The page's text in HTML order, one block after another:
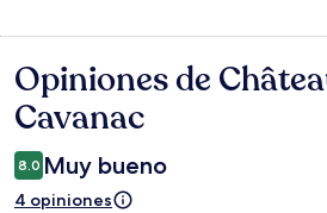
Opiniones
Opiniones de
Cavanac
8.0 Muy bueno
4 opiniones